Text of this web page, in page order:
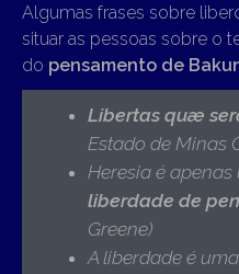
Algumas frases sobre
situar as pessoas sobre o
do pensamento de
Libertas quæ
Estado de Minas
Heresia é
liberdade de
Greene)
A liberdade é